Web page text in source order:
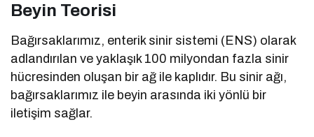
Beyin Teorisi
Bağırsaklarımız, enterik sinir sistemi (ENS) olarak
adlandırılan ve yaklaşık 100 milyondan fazla sinir
hücresinden oluşan bir ağ ile kaplıdır. Bu sinir ağı,
bağırsaklarımız ile beyin arasında iki yönlü bir
iletişim sağlar.